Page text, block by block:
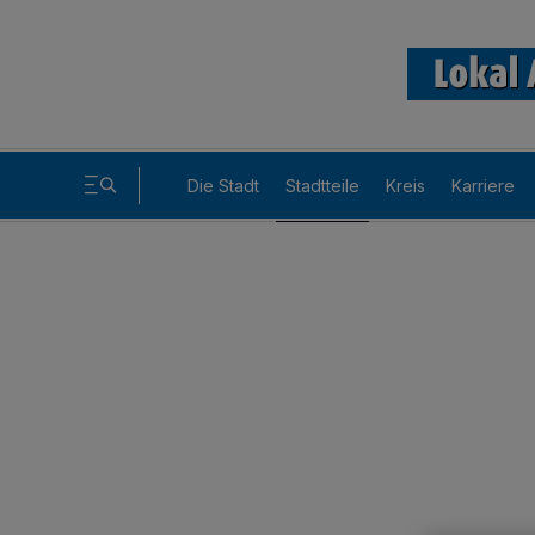
Die Stadt Stadtteile Kreis Karriere